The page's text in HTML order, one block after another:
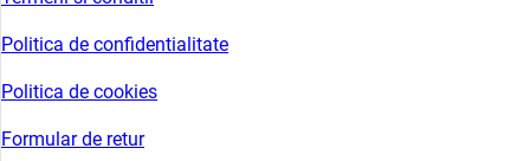
Politica de confidentialitate
Politica de cookies
Formular de retur